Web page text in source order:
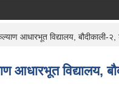
आधारभूत विद्यालय, बौदीकाली-
आधारभूत विद्यालय,